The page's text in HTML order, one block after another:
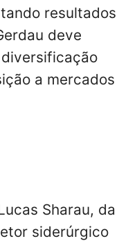
resultados
deve
a mercados
Sharau, da
siderúrgico